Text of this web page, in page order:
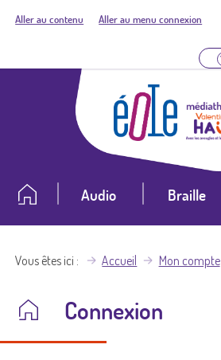
Aller au contenu Aller au menu connexion
Audio Braille
Vous êtes ici Accueil Mon compte
Connexion